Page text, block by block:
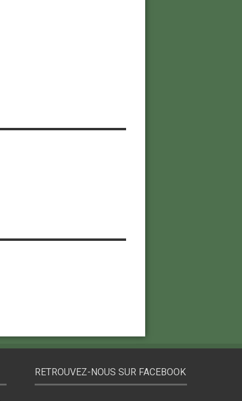
RETROUVEZ-NOUS SUR FACEBOOK